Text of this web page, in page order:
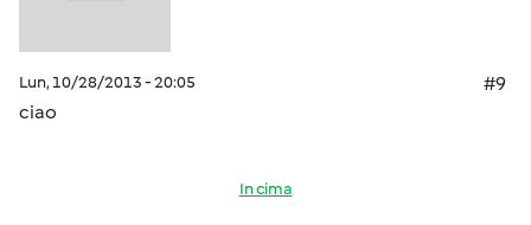
Lun, 10/28/2013 - 20:05
#9
ciao
In cima